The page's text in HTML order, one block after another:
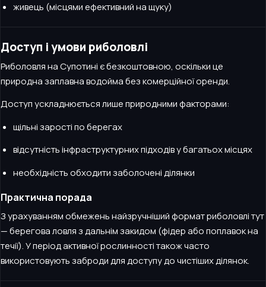
живець (місцями ефективний на щуку)
Доступ і умови риболовлі
Риболовля на Супотині є безкоштовною, оскільки це
природна заплавна водойма без комерційної оренди.
Доступ ускладнюється лише природними факторами:
щільні зарості по берегах
відсутність інфраструктурних підходів у багатьох місцях
необхідність обходити заболочені ділянки
Практична порада
З урахуванням обмежень найзручніший формат риболовлі тут
— берегова ловля з дальнім закидом (фідер або поплавок на
течії). У період активної рослинності також часто
використовують заброди для доступу до чистіших ділянок.